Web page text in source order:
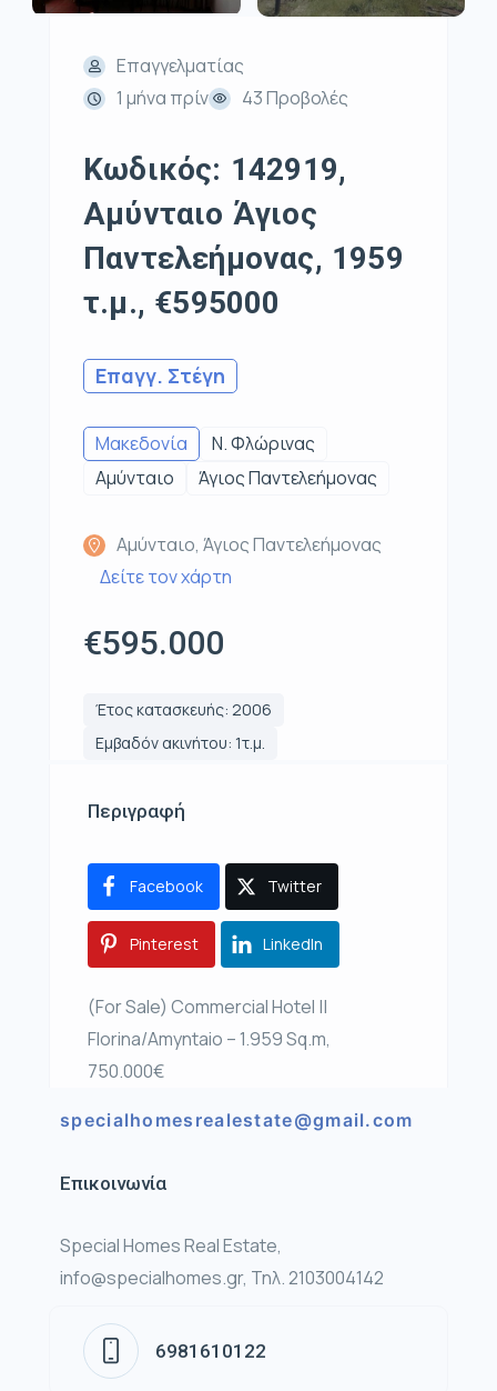
Επαγγελματίας
1 μήνα πρίν
43 Προβολές
Κωδικός: 142919,
Αμύνταιο Άγιος
Παντελεήμονας, 1959
τ.μ., €595000
Επαγγ. Στέγη
Μακεδονία
Ν. Φλώρινας
Αμύνταιο
Άγιος Παντελεήμονας
Αμύνταιο, Άγιος Παντελεήμονας
Δείτε τον χάρτη
€595.000
Έτος κατασκευής: 2006
Εμβαδόν ακινήτου: 1τ.μ.
Περιγραφή
Facebook Twitter
Pinterest LinkedIn
(For Sale) Commercial Hotel ||
Florina/Amyntaio – 1.959 Sq.m,
750.000€
specialhomesrealestate@gmail.com
Επικοινωνία
Special Homes Real Estate,
info@specialhomes.gr, Τηλ. 2103004142
6981610122